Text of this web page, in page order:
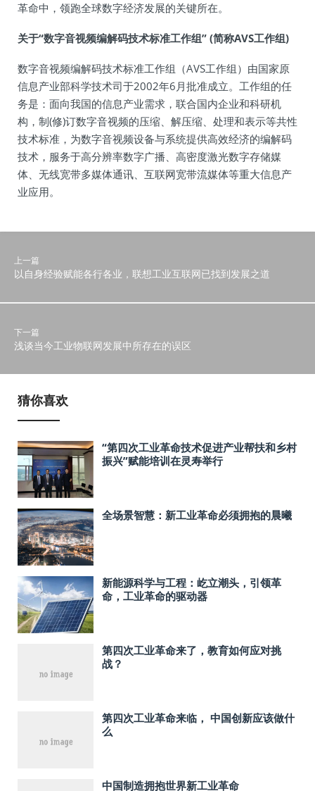
革命中，领跑全球数字经济发展的关键所在。
关于“数字音视频编解码技术标准工作组” (简称AVS工作组)
数字音视频编解码技术标准工作组（AVS工作组）由国家原
信息产业部科学技术司于2002年6月批准成立。工作组的任
务是：面向我国的信息产业需求，联合国内企业和科研机
构，制(修)订数字音视频的压缩、解压缩、处理和表示等共性
技术标准，为数字音视频设备与系统提供高效经济的编解码
技术，服务于高分辨率数字广播、高密度激光数字存储媒
体、无线宽带多媒体通讯、互联网宽带流媒体等重大信息产
业应用。
上一篇
以自身经验赋能各行各业，联想工业互联网已找到发展之道
下一篇
浅谈当今工业物联网发展中所存在的误区
猜你喜欢
“第四次工业革命技术促进产业帮扶和乡村
振兴”赋能培训在灵寿举行
全场景智慧：新工业革命必须拥抱的晨曦
新能源科学与工程：屹立潮头，引领革
命，工业革命的驱动器
第四次工业革命来了，教育如何应对挑
战？
第四次工业革命来临， 中国创新应该做什
么
中国制造拥抱世界新工业革命